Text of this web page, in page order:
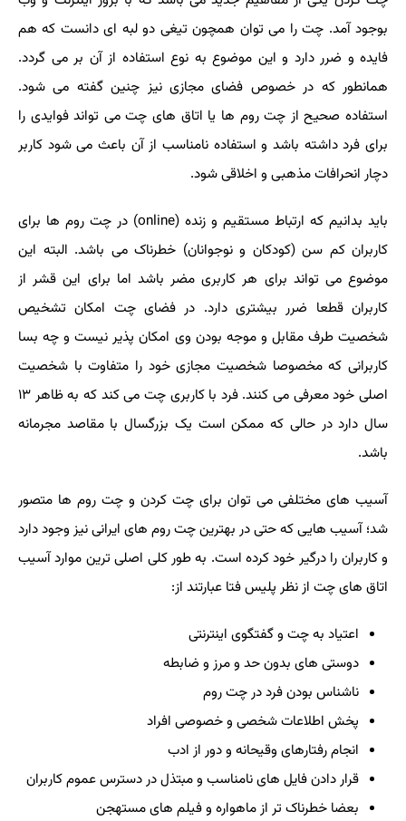
بوجود آمد. چت را می توان همچون تیغی دو لبه ای دانست که هم
فایده و ضرر دارد و این موضوع به نوع استفاده از آن بر می گردد.
همانطور که در خصوص فضای مجازی نیز چنین گفته می شود.
استفاده صحیح از چت روم ها یا اتاق های چت می تواند فوایدی را
برای فرد داشته باشد و استفاده نامناسب از آن باعث می شود کاربر
دچار انحرافات مذهبی و اخلاقی شود.
باید بدانیم که ارتباط مستقیم و زنده (online)
در چت روم ها برای
کاربران کم سن (کودکان و نوجوانان) خطرناک می باشد. البته این
موضوع می تواند برای هر کاربری مضر باشد اما برای این قشر از
کاربران قطعا ضرر بیشتری دارد. در فضای چت امکان تشخیص
شخصیت طرف مقابل و موجه بودن وی امکان پذیر نیست و چه بسا
کاربرانی که مخصوصا شخصیت مجازی خود را متفاوت با شخصیت
اصلی خود معرفی می کنند. فرد با کاربری چت می کند که به ظاهر ۱۳
سال دارد در حالی که ممکن است یک بزرگسال با مقاصد مجرمانه
باشد.
آسیب های مختلفی می توان برای چت کردن و چت روم ها متصور
شد؛ آسیب هایی که حتی در بهترین چت روم های ایرانی نیز وجود دارد
و کاربران را درگیر خود کرده است. به طور کلی اصلی ترین موارد آسیب
اتاق های چت از نظر پلیس فتا عبارتند از:
اعتیاد به چت و گفتگوی اینترنتی
دوستی های بدون حد و مرز و ضابطه
ناشناس بودن فرد در چت روم
پخش اطلاعات شخصی و خصوصی افراد
انجام رفتارهای وقیحانه و دور از ادب
قرار دادن فایل های نامناسب و مبتذل در دسترس عموم کاربران
بعضا خطرناک تر از ماهواره و فیلم های مستهجن